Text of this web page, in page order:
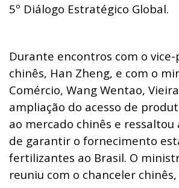
5º Diálogo Estratégico Global.
Durante encontros com o
chinês, Han Zheng, e com o
Comércio, Wang Wentao,
ampliação do acesso de
ao mercado chinês e
de garantir o fornecimento
fertilizantes ao Brasil. O
reuniu com o chanceler chinês,